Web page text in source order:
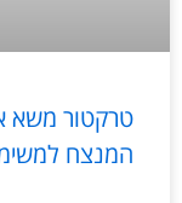
טרקטור משא
המנצח